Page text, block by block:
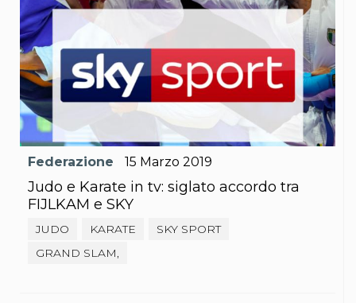
Sumo
BJJ
Pancrazio/Pankration
S'istrumpa
News
Calendario Attività
Difesa Personale MGA
News
Merchandising
Mappa del sito
Contatti
Federazione 15 Marzo 2019
Judo e Karate in tv: siglato accordo tra
FIJLKAM e SKY
JUDO KARATE
SKY SPORT
GRAND SLAM,